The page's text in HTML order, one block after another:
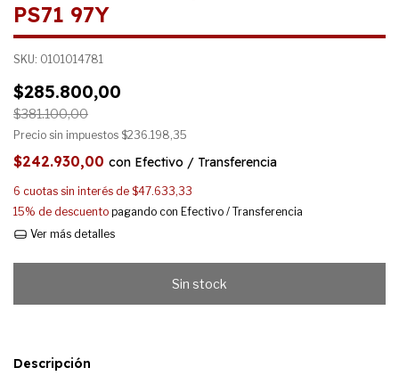
PS71 97Y
SKU: 0101014781
$285.800,00
$381.100,00
Precio sin impuestos $236.198,35
$242.930,00 con Efectivo / Transferencia
6 cuotas sin interés de $47.633,33
15% de descuento pagando con Efectivo / Transferencia
Ver más detalles
Descripción